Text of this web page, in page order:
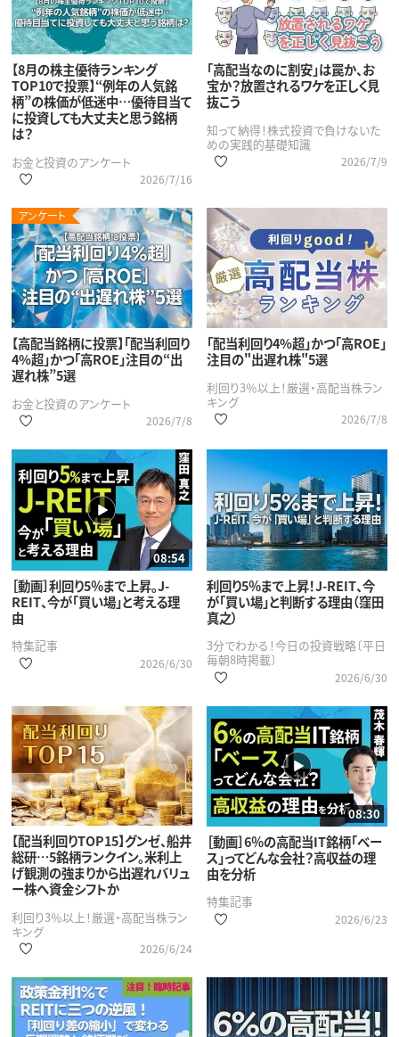
【8月の株主優待ランキング
TOP10で投票】“例年の人気銘
柄”の株価が低迷中…優待目当て
に投資しても大丈夫と思う銘柄
は？
お金と投資のアンケート
2026/7/16
「高配当なのに割安」は罠か、お
宝か？放置されるワケを正しく見
抜こう
知って納得！株式投資で負けないた
めの実践的基礎知識
2026/7/9
アンケート
【高配当銘柄に投票】「配当利回り
4%超」かつ「高ROE」注目の“出
遅れ株”5選
お金と投資のアンケート
2026/7/8
「配当利回り4%超」かつ「高ROE」
注目の"出遅れ株"5選
利回り3％以上！厳選・高配当株ラン
キング
2026/7/8
08:54
［動画］利回り5％まで上昇。J-
REIT、今が「買い場」と考える理
由
特集記事
2026/6/30
利回り5％まで上昇！J-REIT、今
が「買い場」と判断する理由（窪田
真之）
3分でわかる！今日の投資戦略〔平日
毎朝8時掲載〕
2026/6/30
【配当利回りTOP15】グンゼ、船井
総研…5銘柄ランクイン。米利上
げ観測の強まりから出遅れバリュ
ー株へ資金シフトか
利回り3％以上！厳選・高配当株ラン
キング
2026/6/24
08:30
［動画］6％の高配当IT銘柄「ベー
ス」ってどんな会社？高収益の理
由を分析
特集記事
2026/6/23